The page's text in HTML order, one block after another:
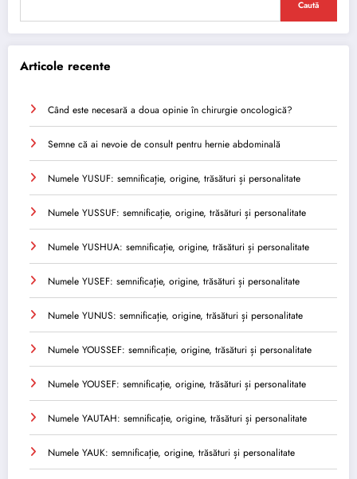
Caută
Articole recente
Când este necesară a doua opinie în chirurgie oncologică?
Semne că ai nevoie de consult pentru hernie abdominală
Numele YUSUF: semnificație, origine, trăsături și personalitate
Numele YUSSUF: semnificație, origine, trăsături și personalitate
Numele YUSHUA: semnificație, origine, trăsături și personalitate
Numele YUSEF: semnificație, origine, trăsături și personalitate
Numele YUNUS: semnificație, origine, trăsături și personalitate
Numele YOUSSEF: semnificație, origine, trăsături și personalitate
Numele YOUSEF: semnificație, origine, trăsături și personalitate
Numele YAUTAH: semnificație, origine, trăsături și personalitate
Numele YAUK: semnificație, origine, trăsături și personalitate